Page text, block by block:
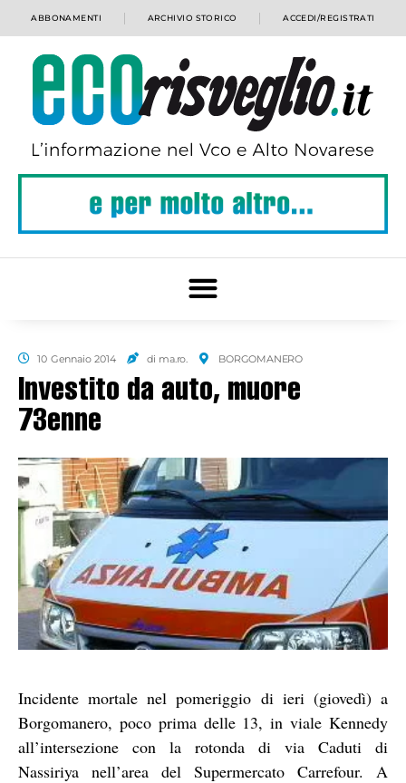
ABBONAMENTI ARCHIVIO STORICO ACCEDI/REGISTRATI
10 Gennaio 2014 di ma.ro. BORGOMANERO
Investito da auto, muore
73enne
Incidente mortale nel pomeriggio di ieri (giovedì) a
Borgomanero, poco prima delle 13, in viale Kennedy
all’intersezione con la rotonda di via Caduti di
Nassiriya nell’area del Supermercato Carrefour. A